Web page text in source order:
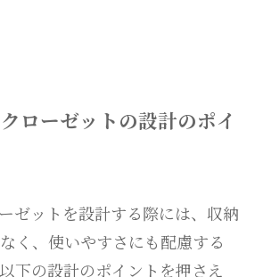
ローゼットの設計のポイ
ゼットを設計する際には、収納
く、使いやすさにも配慮する
下の設計のポイントを押さえ